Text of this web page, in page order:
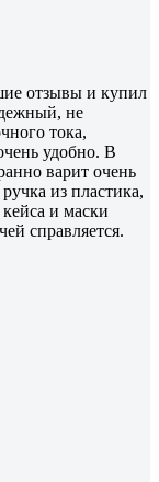
отзывы и купил
не
тока,
удобно. В
варит очень
из пластика,
и маски
справляется.